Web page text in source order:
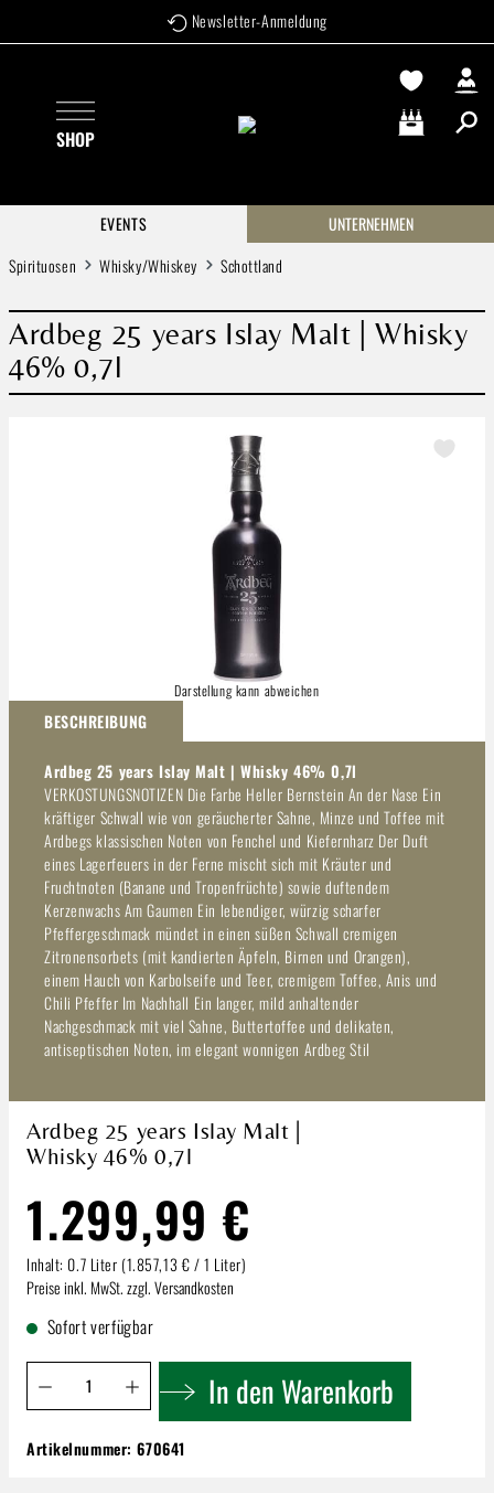
Zum Hauptinhalt springen Newsletter-Anmeldung
SHOP Warenkorb
EVENTS
UNTERNEHMEN
Spirituosen
Whisky/Whiskey Schottland
Ardbeg 25 years Islay Malt | Whisky
46% 0,7l
Darstellung kann abweichen
BESCHREIBUNG
Ardbeg 25 years Islay Malt | Whisky 46% 0,7l
VERKOSTUNGSNOTIZEN Die Farbe Heller Bernstein An der Nase Ein
kräftiger Schwall wie von geräucherter Sahne, Minze und Toffee mit
Ardbegs klassischen Noten von Fenchel und Kiefernharz Der Duft
eines Lagerfeuers in der Ferne mischt sich mit Kräuter und
Fruchtnoten (Banane und Tropenfrüchte) sowie duftendem
Kerzenwachs Am Gaumen Ein lebendiger, würzig scharfer
Pfeffergeschmack mündet in einen süßen Schwall cremigen
Zitronensorbets (mit kandierten Äpfeln, Birnen und Orangen),
einem Hauch von Karbolseife und Teer, cremigem Toffee, Anis und
Chili Pfeffer Im Nachhall Ein langer, mild anhaltender
Nachgeschmack mit viel Sahne, Buttertoffee und delikaten,
antiseptischen Noten, im elegant wonnigen Ardbeg Stil
Ardbeg 25 years Islay Malt |
Whisky 46% 0,7l
1.299,99 €
Inhalt: 0.7 Liter (1.857,13 € / 1 Liter)
Preise inkl. MwSt. zzgl. Versandkosten
Sofort verfügbar
Produkt Anzahl: Gib den gewünschten Wert ein oder
In den Warenkorb
Ardbeg 25 years Islay Malt | Whisky 46% 0,7l
Artikelnummer:670641